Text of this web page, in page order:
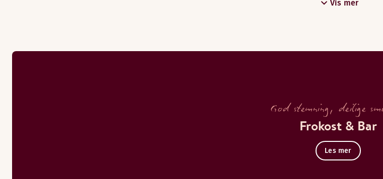
Vis mer
God stemning, deilige
Frokost & Bar
Les mer